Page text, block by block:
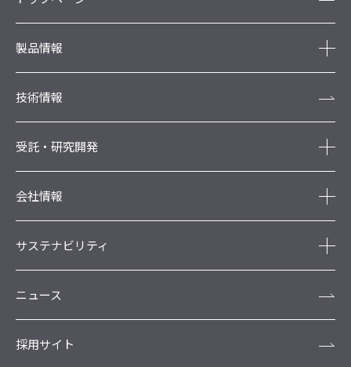
製品情報
技術情報
受託・研究開発
会社情報
サステナビリティ
ニュース
採用サイト